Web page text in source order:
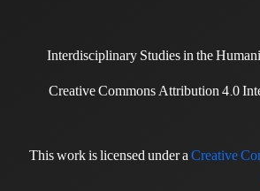
Interdisciplinary Studies in the
Creative Commons Attribution 4.0
This work is licensed under aCreative